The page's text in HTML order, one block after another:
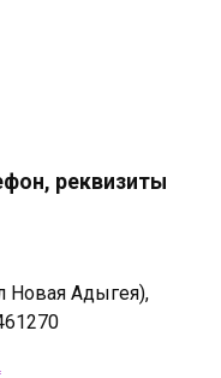
реквизиты
Новая Адыгея),